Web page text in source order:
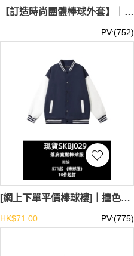
【訂造時尚團體棒球外套】｜立領羅紋撞色袖設計｜經典復古撞色｜棒球褸供應商 ｜ 現貨主推 HD5170-1T3-SKBJ031
PV:(752)
[網上下單平價棒球褸]｜撞色袖設計｜現貨主推落肩棒球服 ZZD701-TS-SKBJ029
HK$71.00 PV:(775)